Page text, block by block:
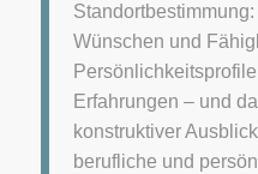
Wünschen und
Erfahrungen – und
konstruktiver
berufliche und